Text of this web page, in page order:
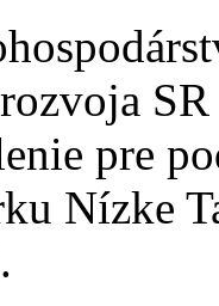
pre
Nízke